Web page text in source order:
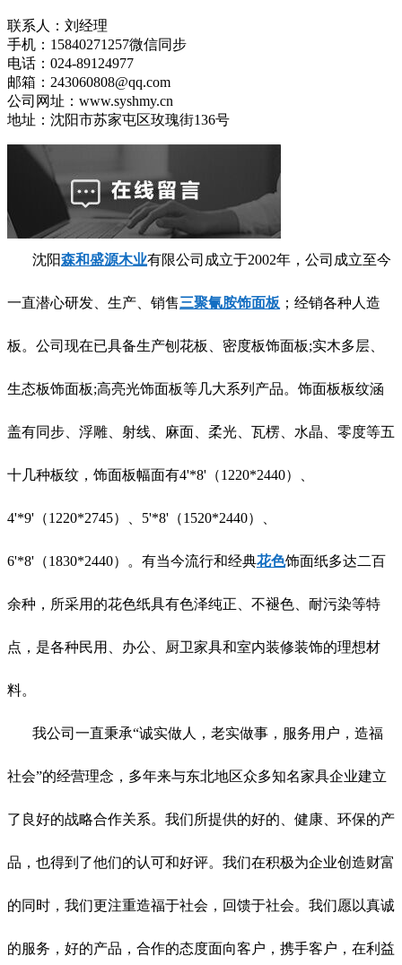
联系人：刘经理
手机：15840271257微信同步
电话：024-89124977
邮箱：243060808@qq.com
公司网址：www.syshmy.cn
地址：沈阳市苏家屯区玫瑰街136号
沈阳森和盛源木业有限公司成立于2002年，公司成立至今
一直潜心研发、生产、销售三聚氰胺饰面板 ；经销各种人造
板。公司现在已具备生产刨花板、密度板饰面板;实木多层、
生态板饰面板;高亮光饰面板等几大系列产品。饰面板板纹涵
盖有同步、浮雕、射线、麻面、柔光、瓦楞、水晶、零度等五
十几种板纹，饰面板幅面有4'*8'（1220*2440）、
4'*9'（1220*2745）、5'*8'（1520*2440）、
6'*8'（1830*2440）。有当今流行和经典花色饰面纸多达二百
余种，所采用的花色纸具有色泽纯正、不褪色、耐污染等特
点，是各种民用、办公、厨卫家具和室内装修装饰的理想材
料。
我公司一直秉承“诚实做人，老实做事，服务用户，造福
社会”的经营理念，多年来与东北地区众多知名家具企业建立
了良好的战略合作关系。我们所提供的好的、健康、环保的产
品，也得到了他们的认可和好评。我们在积极为企业创造财富
的同时，我们更注重造福于社会，回馈于社会。我们愿以真诚
的服务，好的产品，合作的态度面向客户，携手客户，在利益